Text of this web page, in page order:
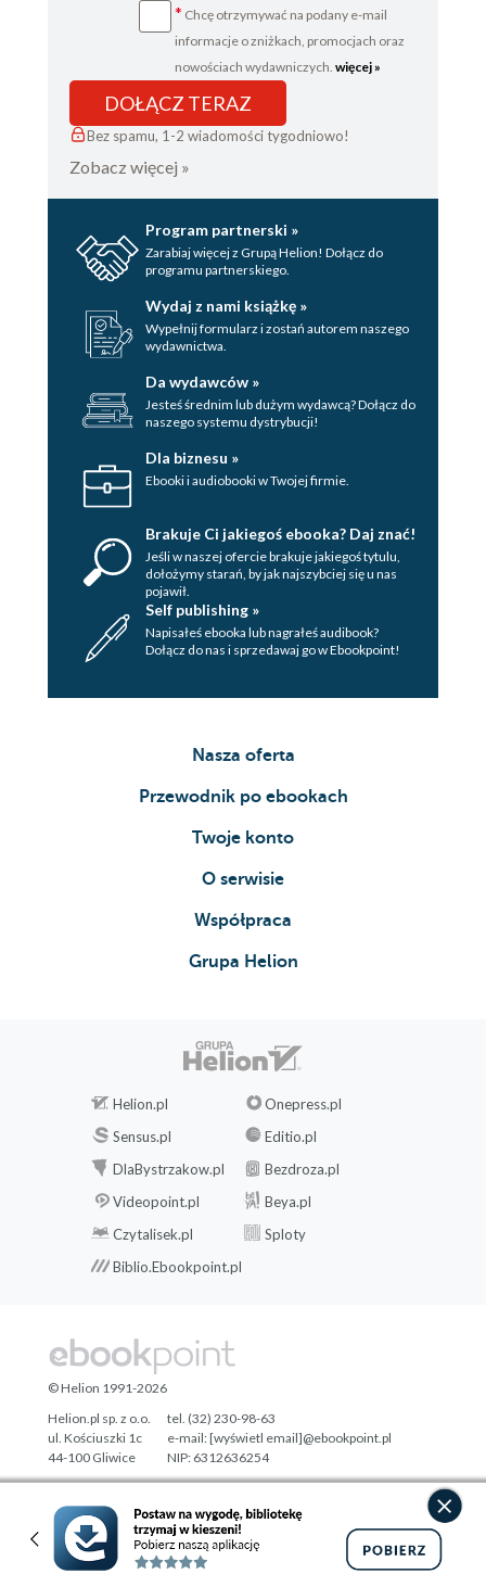
* Chcę otrzymywać na podany e-mail
informacje o zniżkach, promocjach oraz
nowościach wydawniczych. więcej »
DOŁĄCZ TERAZ
Bez spamu, 1-2 wiadomości tygodniowo!
Zobacz więcej »
Program partnerski »
Zarabiaj więcej z Grupą Helion! Dołącz do
programu partnerskiego.
Wydaj z nami książkę »
Wypełnij formularz i zostań autorem naszego
wydawnictwa.
Da wydawców »
Jesteś średnim lub dużym wydawcą? Dołącz do
naszego systemu dystrybucji!
Dla biznesu »
Ebooki i audiobooki w Twojej firmie.
Brakuje Ci jakiegoś ebooka? Daj znać!
Jeśli w naszej ofercie brakuje jakiegoś tytulu,
dołożymy starań, by jak najszybciej się u nas
pojawił.
Self publishing »
Napisałeś ebooka lub nagrałeś audibook?
Dołącz do nas i sprzedawaj go w Ebookpoint!
Nasza oferta
Przewodnik po ebookach
Twoje konto
O serwisie
Współpraca
Grupa Helion
Helion.pl
Onepress.pl
Sensus.pl
Editio.pl
DlaBystrzakow.pl
Bezdroza.pl
Videopoint.pl
Beya.pl
Czytalisek.pl
Sploty
Biblio.Ebookpoint.pl
Designed with ♥ byTonik.pl
© Helion 1991-2026
Helion.pl sp. z o.o.
ul. Kościuszki 1c
44-100 Gliwice
tel. (32) 230-98-63
e-mail:[wyświetl email]@ebookpoint.pl
NIP: 6312636254
Regon: 241989027
Pełna wersja strony »